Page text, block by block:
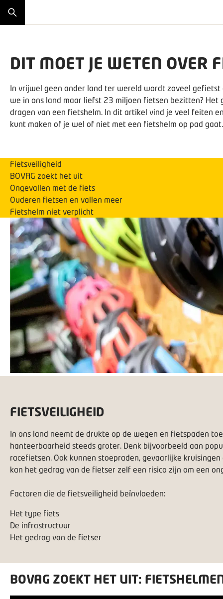
DIT MOET JE WETEN OVER
In vrijwel geen ander land ter wereld wordt zoveel
we in ons land maar liefst 23 miljoen fietsen bezitten?
dragen van een fietshelm. In dit artikel vind je veel feiten
kunt maken of je wel of niet met een fietshelm op pad gaat.
Fietsveiligheid
BOVAG zoekt het uit
Ongevallen met de fiets
Ouderen fietsen en vallen meer
Fietshelm niet verplicht
FIETSVEILIGHEID
In ons land neemt de drukte op de wegen en fietspaden
hanteerbaarheid steeds groter. Denk bijvoorbeeld aan
racefietsen. Ook kunnen stoepraden, gevaarlijke
kan het gedrag van de fietser zelf een risico zijn om een
Factoren die de fietsveiligheid beïnvloeden:
Het type fiets
De infrastructuur
Het gedrag van de fietser
BOVAG ZOEKT HET UIT: